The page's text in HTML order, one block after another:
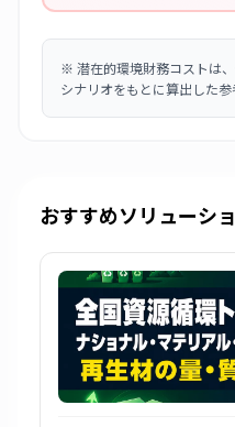
※ 潜在的環境財務コストは
シナリオをもとに算出した参
おすすめソリューシ